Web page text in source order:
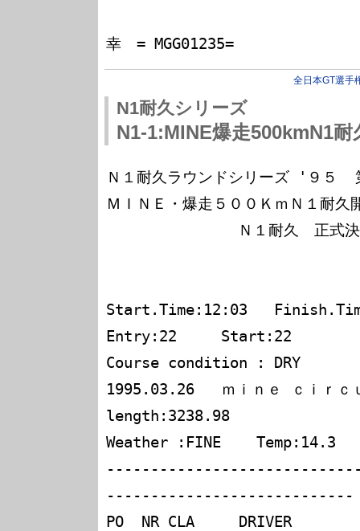
全日本GT選手
N1耐久シリーズ
N1-1:MINE爆走500kmN1
Ｎ１耐久ラウンドシリーズ '９５
ＭＩＮＥ・爆走５００ＫｍＮ１耐久
Ｎ１耐久　正式決勝
Start.Time:12:03
Entry:22     Start:22
Course condition : DRY
1995.03.26   ｍｉｎｅ ｃｉ
length:3238.98
Weather :FINE    Temp:14.3
----------------------------
PO  NR CLA     DRIVER